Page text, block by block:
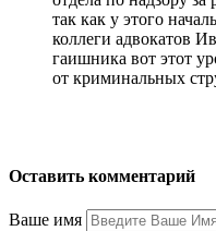
так как у этого
коллеги адвокатов
гаишника вот этот
от криминальных
Оставить комментарий
Ваше имя